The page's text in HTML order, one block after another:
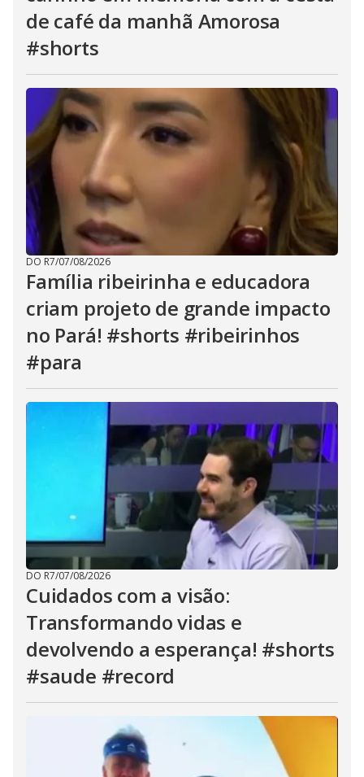
de café da manhã Amorosa
#shorts
DO R7/07/08/2026
Família ribeirinha e educadora
criam projeto de grande impacto
no Pará! #shorts #ribeirinhos
#para
DO R7/07/08/2026
Cuidados com a visão:
Transformando vidas e
devolvendo a esperança! #shorts
#saude #record